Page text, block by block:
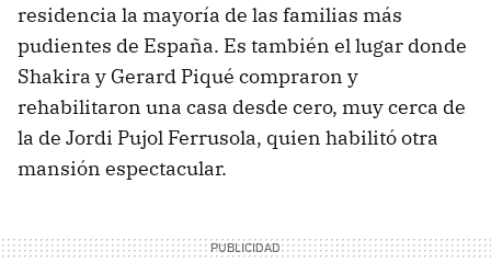
residencia la mayoría de las familias más
pudientes de España. Es también el lugar donde
Shakira y Gerard Piqué compraron y
rehabilitaron una casa desde cero, muy cerca de
la de Jordi Pujol Ferrusola, quien habilitó otra
mansión espectacular.